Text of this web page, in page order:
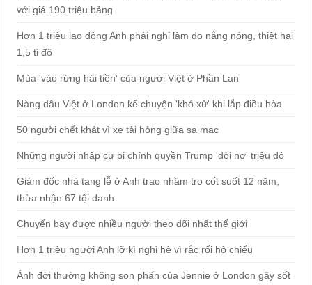
với giá 190 triệu bảng
Hơn 1 triệu lao động Anh phải nghỉ làm do nắng nóng, thiệt hại
1,5 tỉ đô
Mùa 'vào rừng hái tiền' của người Việt ở Phần Lan
Nàng dâu Việt ở London kể chuyện 'khó xử' khi lắp điều hòa
50 người chết khát vì xe tải hỏng giữa sa mạc
Những người nhập cư bị chính quyền Trump 'đòi nợ' triệu đô
Giám đốc nhà tang lễ ở Anh trao nhầm tro cốt suốt 12 năm,
thừa nhận 67 tội danh
Chuyến bay được nhiều người theo dõi nhất thế giới
Hơn 1 triệu người Anh lỡ kì nghỉ hè vì rắc rối hộ chiếu
Ảnh đời thường không son phấn của Jennie ở London gây sốt